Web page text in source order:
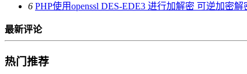
6 PHP使用openssl DES-EDE3 进行加解密 可逆加密解
最新评论
热门推荐